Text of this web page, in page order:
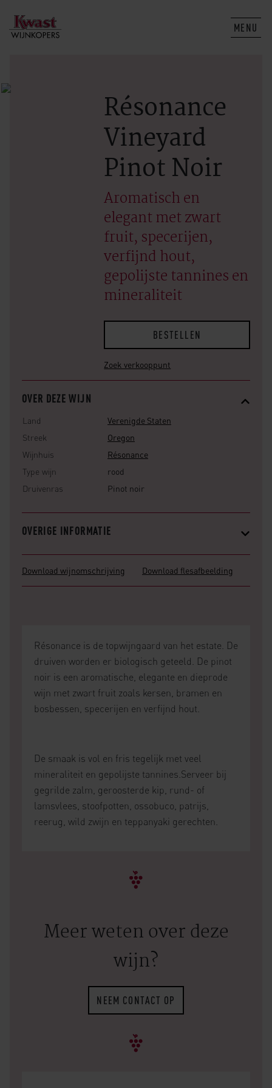
MENU
Résonance
Vineyard
Pinot Noir
Aromatisch en
elegant met zwart
fruit, specerijen,
verfijnd hout,
gepolijste tannines en
mineraliteit
BESTELLEN
Zoek verkooppunt
OVER DEZE WIJN
Land
Verenigde Staten
Streek
Oregon
Wijnhuis
Résonance
Type wijn
rood
Druivenras
Pinot noir
OVERIGE INFORMATIE
Download wijnomschrijving Download flesafbeelding
Résonance is de topwijngaard van het estate. De
druiven worden er biologisch geteeld. De pinot
noir is een aromatische, elegante en dieprode
wijn met zwart fruit zoals kersen, bramen en
bosbessen, specerijen en verfijnd hout.
De smaak is vol en fris tegelijk met veel
mineraliteit en gepolijste tannines.Serveer bij
gegrilde zalm, geroosterde kip, rund- of
lamsvlees, stoofpotten, ossobuco, patrijs,
reerug, wild zwijn en teppanyaki gerechten.
Meer weten over deze
wijn?
NEEM CONTACT OP